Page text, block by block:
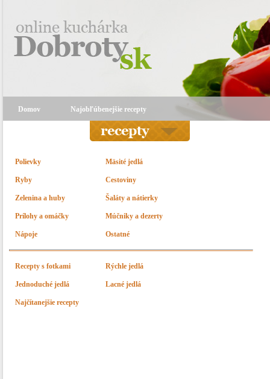
Domov Najobľúbenejšie recepty
Polievky Mäsité jedlá
Ryby Cestoviny
Zelenina a huby Šaláty a nátierky
Prílohy a omáčky Múčniky a dezerty
Nápoje Ostatné
Recepty s fotkami Rýchle jedlá
Jednoduché jedlá Lacné jedlá
Najčítanejšie recepty